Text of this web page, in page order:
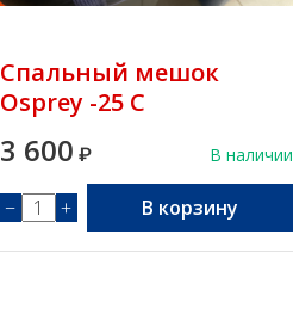
Спальный мешок
Osprey -25 C
3 600 ₽ В наличии
− + В корзину